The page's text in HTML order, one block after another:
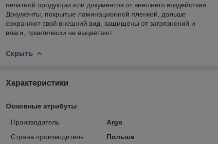
печатной продукции или документов от внешнего воздействия.
Документы, покрытые ламинационной пленкой, дольше
сохраняют свой внешний вид, защищены от загрязнений и
влаги, практически не выцветают.
Скрыть
Характеристики
Основные атрибуты
Производитель
Argo
Страна производитель
Польша